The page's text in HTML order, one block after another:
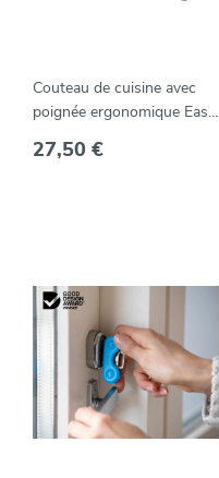
Couteau de cuisine avec
poignée ergonomique Easi-
27,50 €